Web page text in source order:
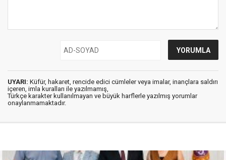
UYARI: Küfür, hakaret, rencide edici cümleler veya imalar, inançlara saldırı
içeren, imla kuralları ile yazılmamış,
Türkçe karakter kullanılmayan ve büyük harflerle yazılmış yorumlar
onaylanmamaktadır.